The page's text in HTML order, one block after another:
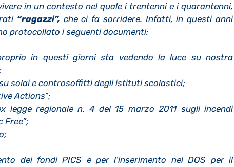
in un contesto nel quale i trentenni e i quarantenni,
“ragazzi”, che ci fa sorridere. Infatti, in questi anni
protocollato i seguenti documenti:
in questi giorni sta vedendo la luce su nostra
solai e controsoffitti degli istituti scolastici;
Actions”;
legge regionale n. 4 del 15 marzo 2011 sugli incendi
Free”;
dei fondi PICS e per l’inserimento nel DOS per il